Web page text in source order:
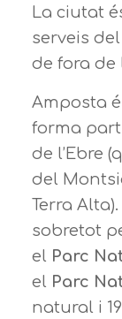
La ciutat
serveis
de fora de
Amposta
forma part
de l’Ebre
del
Terra
sobretot
el Parc
el Parc
natural i